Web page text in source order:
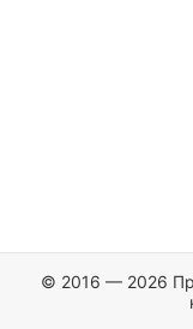
© 2016 — 2026